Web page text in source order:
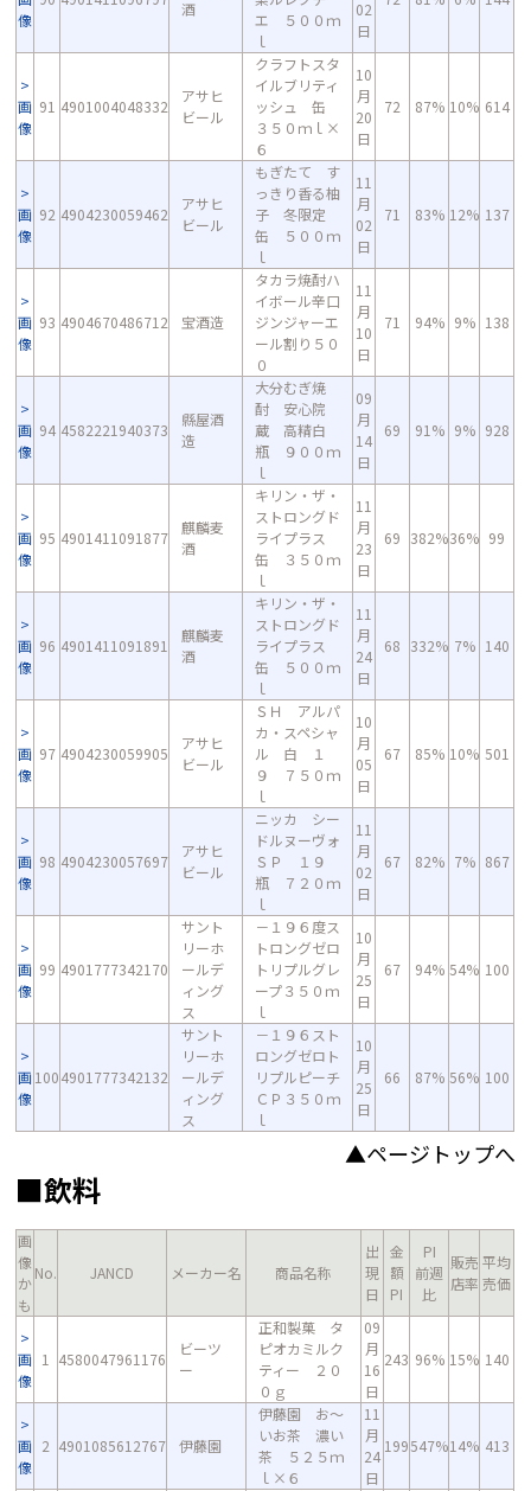
像
酒
エ ５００ｍ
ｌ
02
日
画
像
91 4901004048332
アサヒ
ビール
クラフトスタ
イルブリティ
ッシュ 缶
３５０ｍｌ×
６
10
月
20
日
72 87% 10% 614
画
像
92 4904230059462
アサヒ
ビール
もぎたて す
っきり香る柚
子 冬限定
缶 ５００ｍ
ｌ
11
月
02
日
71 83% 12% 137
画
像
93 4904670486712 宝酒造
タカラ焼酎ハ
イボール辛口
ジンジャーエ
ール割り５０
０
11
月
10
日
71 94% 9% 138
画
像
94 4582221940373
縣屋酒
造
大分むぎ焼
酎 安心院
蔵 高精白
瓶 ９００ｍ
ｌ
09
月
14
日
69 91% 9% 928
画
像
95 4901411091877
麒麟麦
酒
キリン・ザ・
ストロングド
ライプラス
缶 ３５０ｍ
ｌ
11
月
23
日
69 382%36% 99
画
像
96 4901411091891
麒麟麦
酒
キリン・ザ・
ストロングド
ライプラス
缶 ５００ｍ
ｌ
11
月
24
日
68 332% 7% 140
画
像
97 4904230059905
アサヒ
ビール
ＳＨ アルパ
カ・スペシャ
ル 白 １
９ ７５０ｍ
ｌ
10
月
05
日
67 85% 10% 501
画
像
98 4904230057697
アサヒ
ビール
ニッカ シー
ドルヌーヴォ
ＳＰ １９
瓶 ７２０ｍ
ｌ
11
月
02
日
67 82% 7% 867
画
像
99 4901777342170
サント
リーホ
ールデ
ィング
ス
－１９６度ス
トロングゼロ
トリプルグレ
ープ３５０ｍ
ｌ
10
月
25
日
67 94% 54% 100
画
像
1004901777342132
サント
リーホ
ールデ
ィング
ス
－１９６スト
ロングゼロト
リプルピーチ
ＣＰ３５０ｍ
ｌ
10
月
25
日
66 87% 56% 100
▲ページトップへ
■飲料
画
像
か
も
No. JANCD メーカー名 商品名称
出
現
日
金
額
PI
PI
前週
比
販売
店率
平均
売価
画
像
1 4580047961176
ビーツ
ー
正和製菓 タ
ピオカミルク
ティー ２０
０ｇ
09
月
16
日
243 96% 15% 140
画
像
2 4901085612767 伊藤園
伊藤園 お～
いお茶 濃い
茶 ５２５ｍ
ｌ×６
11
月
24
日
199547%14% 413